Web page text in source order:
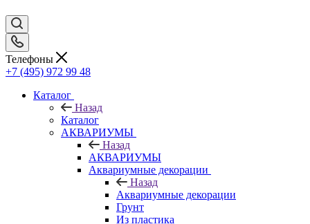
Телефоны
+7 (495) 972 99 48
Каталог
Назад
Каталог
АКВАРИУМЫ
Назад
АКВАРИУМЫ
Аквариумные декорации
Назад
Аквариумные декорации
Грунт
Из пластика